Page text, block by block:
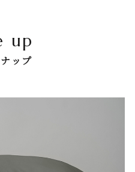
up
ップ